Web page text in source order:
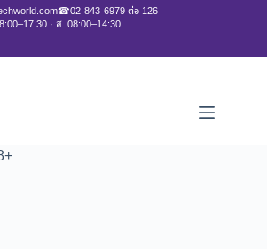
☎02-843-6979 ต่อ 126
· ส. 08:00–14:30